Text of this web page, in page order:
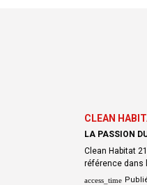
CLEAN
LA PASSION
Clean Habitat
référence dans
access_time